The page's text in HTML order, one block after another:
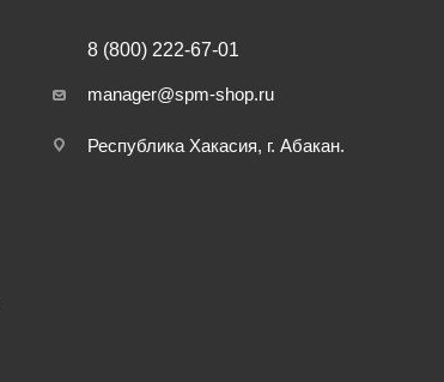
8 (800) 222-67-01
manager@spm-shop.ru
Республика Хакасия, г. Абакан.